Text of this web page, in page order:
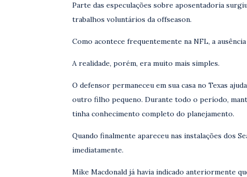
Parte das especulações sobre aposentadoria
trabalhos voluntários da offseason.
Como acontece frequentemente na NFL, a
A realidade, porém, era muito mais simples.
O defensor permaneceu em sua casa no Texas
outro filho pequeno. Durante todo o período,
tinha conhecimento completo do planejamento.
Quando finalmente apareceu nas instalações dos
imediatamente.
Mike Macdonald já havia indicado anteriormente